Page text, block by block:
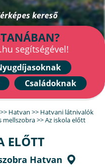
kereső
segítségével!
Családoknak
>> Hatvan >> Hatvani látnivalók
mellszobra>>Az iskola előtt
ELŐTT
Hatvan